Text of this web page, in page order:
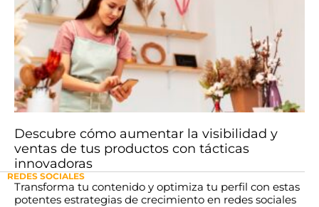
Descubre cómo aumentar la visibilidad y
ventas de tus productos con tácticas
innovadoras
REDES SOCIALES
Transforma tu contenido y optimiza tu perfil con estas
potentes estrategias de crecimiento en redes sociales